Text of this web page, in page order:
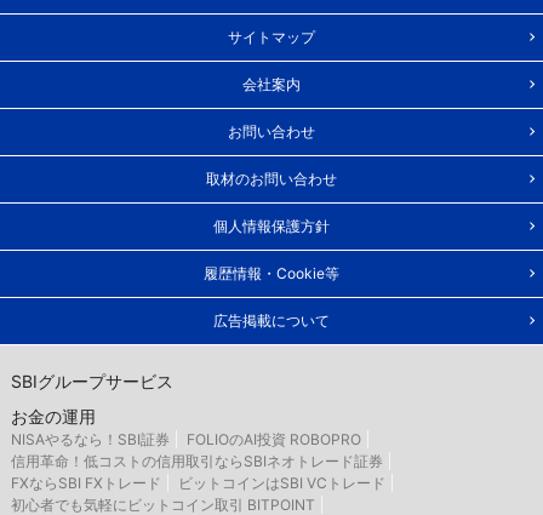
サイトマップ
会社案内
お問い合わせ
取材のお問い合わせ
個人情報保護方針
履歴情報・Cookie等
広告掲載について
SBIグループサービス
お金の運用
NISAやるなら！SBI証券
FOLIOのAI投資 ROBOPRO
信用革命！低コストの信用取引ならSBIネオトレード証券
FXならSBI FXトレード
ビットコインはSBI VCトレード
初心者でも気軽にビットコイン取引 BITPOINT